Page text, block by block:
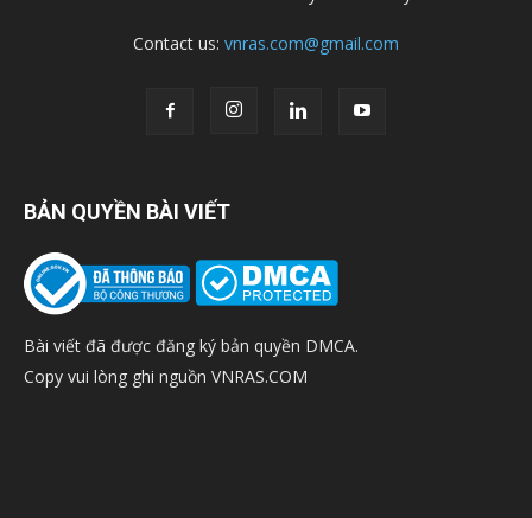
Contact us: vnras.com@gmail.com
BẢN QUYỀN BÀI VIẾT
Bài viết đã được đăng ký bản quyền DMCA.
Copy vui lòng ghi nguồn VNRAS.COM